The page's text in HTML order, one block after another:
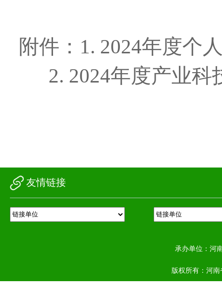
附件：1. 2024年度个
2. 2024年度产业科
友情链接
承办单位：河
版权所有：河南